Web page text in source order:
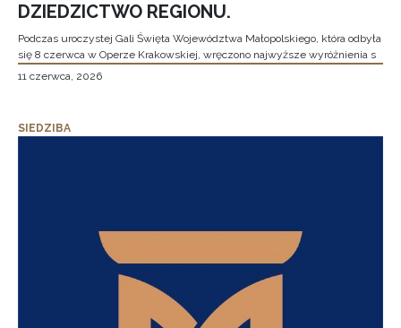
DZIEDZICTWO REGIONU.
Podczas uroczystej Gali Święta Województwa Małopolskiego, która odbyła
się 8 czerwca w Operze Krakowskiej, wręczono najwyższe wyróżnienia s
11 czerwca, 2026
SIEDZIBA